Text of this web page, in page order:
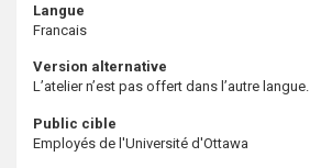
Langue
Francais
Version alternative
L’atelier n’est pas offert dans l’autre langue.
Public cible
Employés de l'Université d'Ottawa